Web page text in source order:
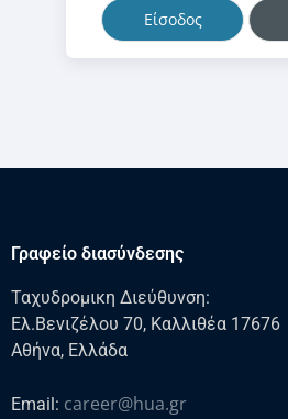
Είσοδος
Γραφείο διασύνδεσης
Ταχυδρομικη Διεύθυνση:
Ελ.Βενιζέλου 70, Καλλιθέα 17676
Αθήνα, Ελλάδα
Email: career@hua.gr